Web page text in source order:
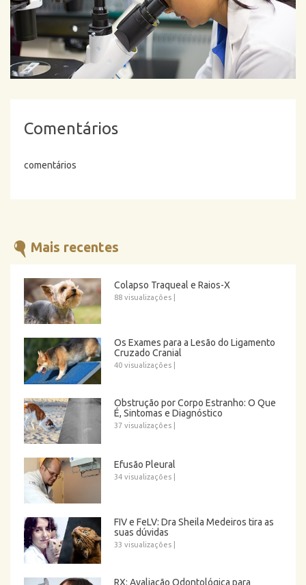
Comentários
comentários
Mais recentes
Colapso Traqueal e Raios-X
88 visualizações
Os Exames para a Lesão do Ligamento
Cruzado Cranial
40 visualizações
Obstrução por Corpo Estranho: O Que
É, Sintomas e Diagnóstico
37 visualizações
Efusão Pleural
34 visualizações
FIV e FeLV: Dra Sheila Medeiros tira as
suas dúvidas
33 visualizações
RX: Avaliação Odontológica para